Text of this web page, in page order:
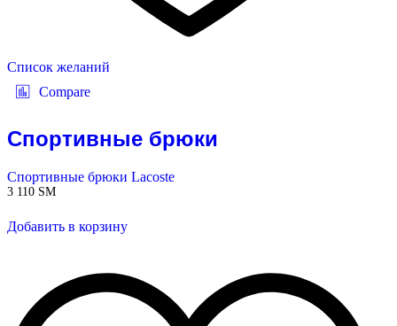
Список желаний
Compare
Спортивные брюки
Спортивные брюки Lacoste
3 110 ЅМ
Добавить в корзину